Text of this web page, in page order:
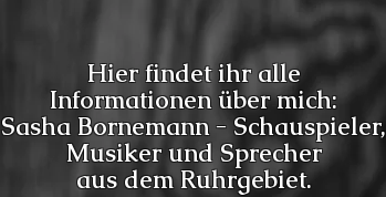
Hier findet ihr alle
Informationen über mich:
Sasha Bornemann - Schauspieler,
Musikerund Sprecher
aus dem Ruhrgebiet.